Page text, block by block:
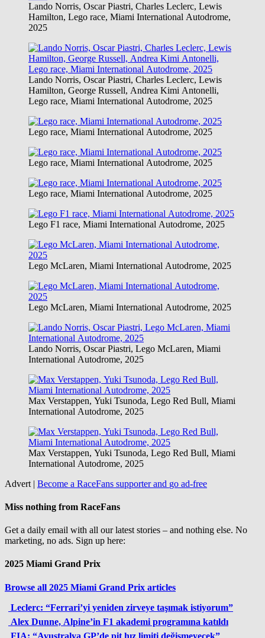
Lando Norris, Oscar Piastri, Charles Leclerc, Lewis
Hamilton, Lego race, Miami International Autodrome,
2025
Lando Norris, Oscar Piastri, Charles Leclerc, Lewis
Hamilton, George Russell, Andrea Kimi Antonelli,
Lego race, Miami International Autodrome, 2025
Lego race, Miami International Autodrome, 2025
Lego race, Miami International Autodrome, 2025
Lego race, Miami International Autodrome, 2025
Lego F1 race, Miami International Autodrome, 2025
Lego McLaren, Miami International Autodrome, 2025
Lego McLaren, Miami International Autodrome, 2025
Lando Norris, Oscar Piastri, Lego McLaren, Miami
International Autodrome, 2025
Max Verstappen, Yuki Tsunoda, Lego Red Bull, Miami
International Autodrome, 2025
Max Verstappen, Yuki Tsunoda, Lego Red Bull, Miami
International Autodrome, 2025
Advert | Become a RaceFans supporter and go ad-free
Miss nothing from RaceFans
Get a daily email with all our latest stories – and nothing else. No
marketing, no ads. Sign up here:
2025 Miami Grand Prix
Browse all 2025 Miami Grand Prix articles
Leclerc: “Ferrari’yi yeniden zirveye taşımak istiyorum”
Alex Dunne, Alpine’in F1 akademi programına katıldı
FIA: “Avustralya GP’de pit hız limiti değişmeyecek”